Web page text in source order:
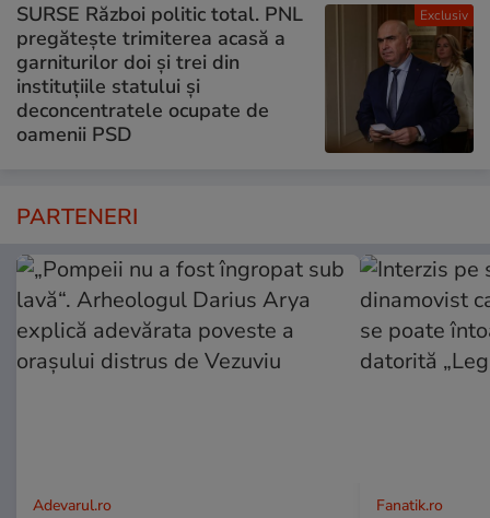
Exclusiv
SURSE Război politic total. PNL
pregătește trimiterea acasă a
garniturilor doi și trei din
instituțiile statului și
deconcentratele ocupate de
oamenii PSD
PARTENERI
Adevarul.ro Fanatik.ro